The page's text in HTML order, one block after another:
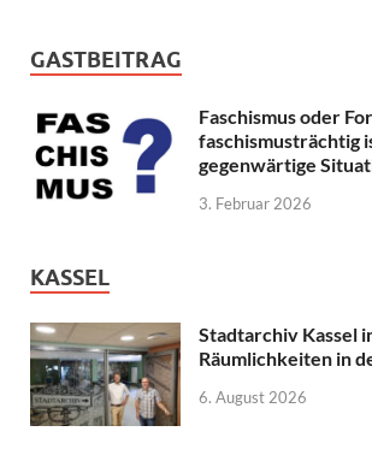
GASTBEITRAG
Faschismus oder
faschismusträchtig
gegenwärtige
3. Februar 2026
KASSEL
Stadtarchiv Kassel
Räumlichkeiten in
6. August 2026